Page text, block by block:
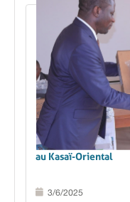
Des équipements
au Kasaï-Oriental
3/6/2025